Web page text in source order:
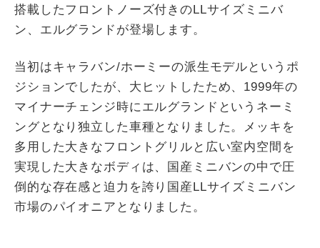
搭載したフロントノーズ付きのLLサイズミニバ
ン、エルグランドが登場します。
当初はキャラバン/ホーミーの派生モデルというポ
ジションでしたが、大ヒットしたため、1999年の
マイナーチェンジ時にエルグランドというネーミ
ングとなり独立した車種となりました。メッキを
多用した大きなフロントグリルと広い室内空間を
実現した大きなボディは、国産ミニバンの中で圧
倒的な存在感と迫力を誇り国産LLサイズミニバン
市場のパイオニアとなりました。